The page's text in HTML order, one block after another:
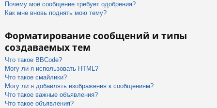
Почему моё сообщение требует одобрения?
Как мне вновь поднять мою тему?
Форматирование сообщений и типы
создаваемых тем
Что такое BBCode?
Могу ли я использовать HTML?
Что такое смайлики?
Могу ли я добавлять изображения к сообщениям?
Что такое важные объявления?
Что такое объявления?